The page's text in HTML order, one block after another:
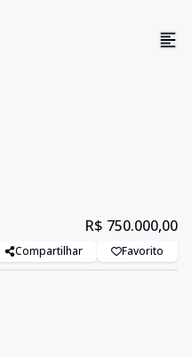
R$ 750.000,00
Compartilhar Favorito